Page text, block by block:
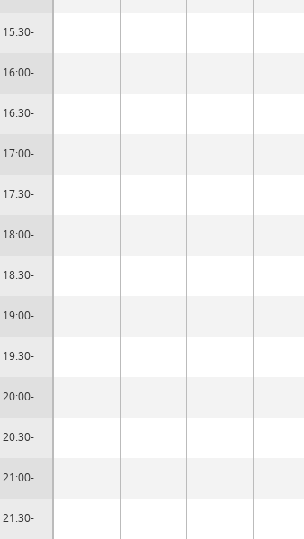
15:30-
16:00-
16:30-
17:00-
17:30-
18:00-
18:30-
19:00-
19:30-
20:00-
20:30-
21:00-
21:30-